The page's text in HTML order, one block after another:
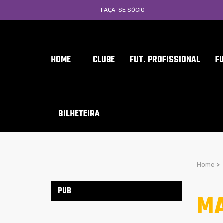
FAÇA-SE SÓCIO
HOME CLUBE FUT. PROFISSIONAL
BILHETEIRA
Home >
PUB